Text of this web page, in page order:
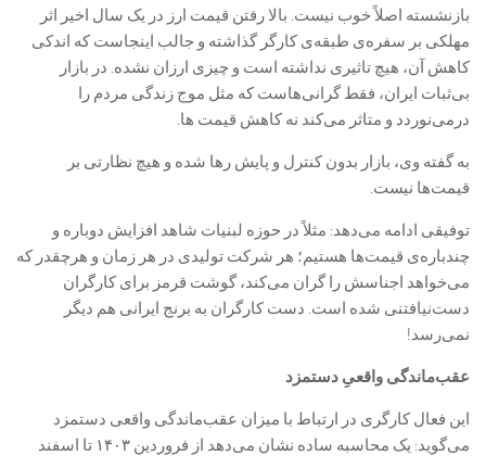
بازنشسته اصلاً خوب نیست. بالا رفتن قیمت ارز در یک سال اخیر اثر
مهلکی بر سفره‌ی طبقه‌ی کارگر گذاشته و جالب اینجاست که اندکی
کاهش آن، هیچ تاثیری نداشته است و چیزی ارزان نشده. در بازار
بی‌ثبات ایران، فقط گرانی‌هاست که مثل موج زندگی مردم را
درمی‌نوردد و متاثر می‌کند نه کاهش قیمت ها.
به گفته وی، بازار بدون کنترل و پایش رها شده و هیچ نظارتی بر
قیمت‌ها نیست.
توفیقی ادامه می‌دهد: مثلاً در حوزه لبنیات شاهد افزایش دوباره و
چندباره‌ی قیمت‌ها هستیم؛ هر شرکت تولیدی در هر زمان و هرچقدر که
می‌خواهد اجناسش را گران می‌کند، گوشت قرمز برای کارگران
دست‌نیافتنی شده است. دست کارگران به برنج ایرانی هم دیگر
نمی‌رسد!
عقب‌ماندگی واقعیِ دستمزد
این فعال کارگری در ارتباط با میزان عقب‌ماندگی واقعی دستمزد
می‌گوید: یک محاسبه ساده نشان می‌دهد از فروردین ۱۴۰۳ تا اسفند